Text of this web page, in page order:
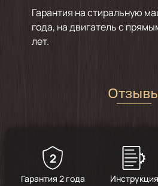
Гарантия на стиральную
года, на двигатель с
лет.
2
Гарантия 2 года Инструкция